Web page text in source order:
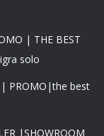
| THE BEST
solo
| PROMO|the best
|SHOWROOM